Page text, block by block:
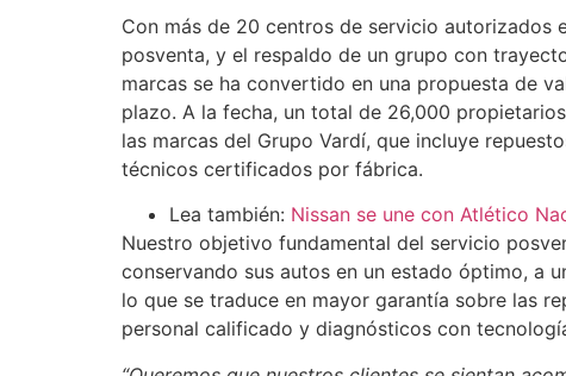
Con más de 20 centros de servicio autorizados
posventa, y el respaldo de un grupo con
marcas se ha convertido en una propuesta de
plazo. A la fecha, un total de 26,000
las marcas del Grupo Vardí, que incluye
técnicos certificados por fábrica.
Lea también: Nissan se une con Atlético
Nuestro objetivo fundamental del servicio
conservando sus autos en un estado óptimo, a
lo que se traduce en mayor garantía sobre las
personal calificado y diagnósticos con